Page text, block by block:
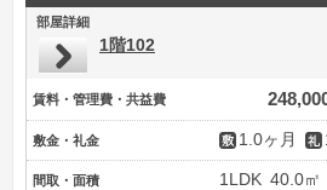
部屋詳細
1階102
賃料・管理費・共益費
敷金・礼金 1.0ヶ月
間取・面積 1LDK 40.0㎡